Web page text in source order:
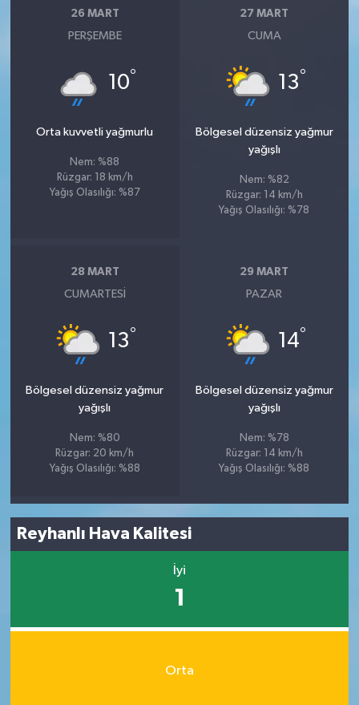
26 MART
PERŞEMBE
10°
Orta kuvvetli yağmurlu
Nem: %88
Rüzgar: 18 km/h
Yağış Olasılığı: %87
27 MART
CUMA
13°
Bölgesel düzensiz yağmur
yağışlı
Nem: %82
Rüzgar: 14 km/h
Yağış Olasılığı: %78
28 MART
CUMARTESI
13°
Bölgesel düzensiz yağmur
yağışlı
Nem: %80
Rüzgar: 20 km/h
Yağış Olasılığı: %88
29 MART
PAZAR
14°
Bölgesel düzensiz yağmur
yağışlı
Nem: %78
Rüzgar: 14 km/h
Yağış Olasılığı: %88
Reyhanlı Hava Kalitesi
İyi
1
Orta